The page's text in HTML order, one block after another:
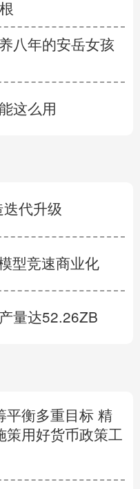
八年的安岳女孩
这么用
迭代升级
型竞速商业化
量达52.26ZB
平衡多重目标 精
策用好货币政策工